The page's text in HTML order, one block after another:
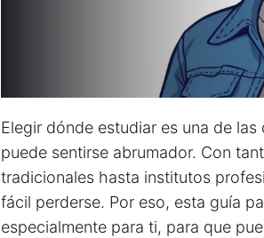
Elegir dónde estudiar es una de
puede sentirse abrumador. Con
tradicionales hasta institutos
fácil perderse. Por eso, esta guía
especialmente para ti, para que